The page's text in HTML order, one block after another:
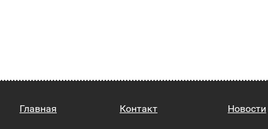
Главная Контакт Новости